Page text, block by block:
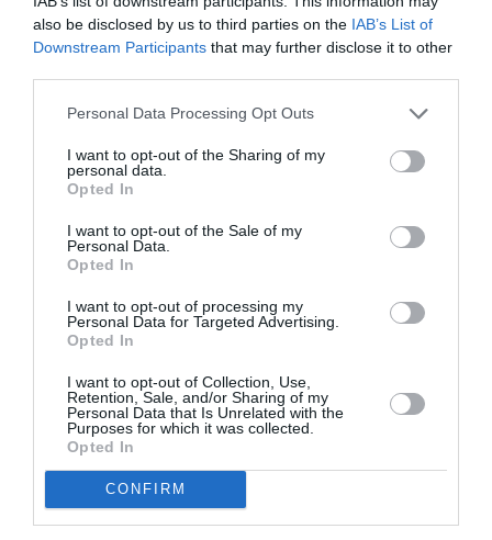
also be disclosed by us to third parties on the IAB’s List of
Downstream Participants that may further disclose it to other
Personal Data Processing Opt Outs
I want to opt-out of the Sharing of my
personal data.
Opted In
I want to opt-out of the Sale of my
Personal Data.
Opted In
I want to opt-out of processing my
Personal Data for Targeted Advertising.
Opted In
I want to opt-out of Collection, Use,
Retention, Sale, and/or Sharing of my
Personal Data that Is Unrelated with the
Purposes for which it was collected.
Opted In
CONFIRM
Articolul anterior
Larisa Axinia, vicepreședinte ARI Milano,
despre întoarcerea acasă după 11 ani de
Italia: «România îmi oferă liniştea
sufletească»
Următorul articol
Italia, operațiunea ”Napoleon”, comando de
români, peste 380 de furturi din
supermarketuri, bunuri de jumătate de
milion de euro cu DESTINAȚIA ROMÂNIA